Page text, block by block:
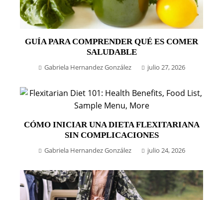
GUÍA PARA COMPRENDER QUÉ ES COMER
SALUDABLE
Gabriela Hernandez González julio 27, 2026
CÓMO INICIAR UNA DIETA FLEXITARIANA
SIN COMPLICACIONES
Gabriela Hernandez González julio 24, 2026